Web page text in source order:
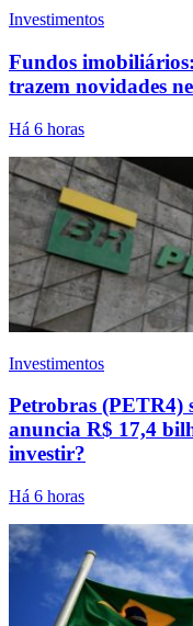
Investimentos
Fundos
trazem novidades
Há 6 horas
Investimentos
Petrobras (PETR4)
anuncia R$ 17,4
investir?
Há 6 horas